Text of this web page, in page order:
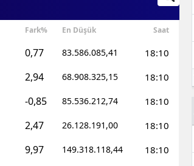
Fark% En Düşük Saat
0,77 83.586.085,41 18:10
2,94 68.908.325,15 18:10
-0,85 85.536.212,74 18:10
2,47 26.128.191,00 18:10
9,97 149.318.118,44 18:10